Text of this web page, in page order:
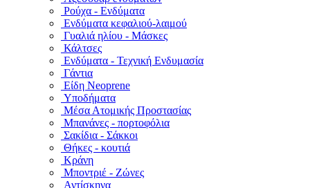
Ρούχα - Ενδύματα
Ενδύματα κεφαλιού-λαιμού
Γυαλιά ηλίου - Μάσκες
Κάλτσες
Ενδύματα - Τεχνική Ενδυμασία
Γάντια
Είδη Neoprene
Υποδήματα
Μέσα Ατομικής Προστασίας
Μπανάνες - πορτοφόλια
Σακίδια - Σάκκοι
Θήκες - κουτιά
Κράνη
Μποντριέ - Ζώνες
Αντίσκηνα